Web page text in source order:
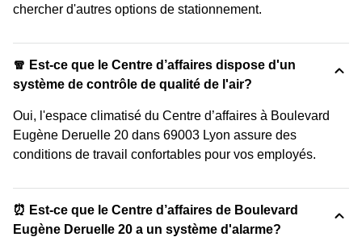
chercher d'autres options de stationnement.
🧣 Est-ce que le Centre d’affaires dispose d'un
système de contrôle de qualité de l'air?
Oui, l'espace climatisé du Centre d’affaires à Boulevard
Eugène Deruelle 20 dans 69003 Lyon assure des
conditions de travail confortables pour vos employés.
⏰ Est-ce que le Centre d’affaires de Boulevard
Eugène Deruelle 20 a un système d'alarme?